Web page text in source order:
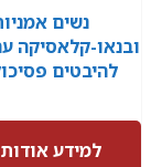
נשים
ובנאו-קלאסיקה
להיבטים
למידע